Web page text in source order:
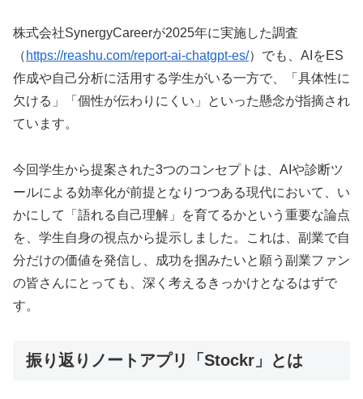
株式会社SynergyCareerが2025年に実施した調査
（ https://reashu.com/report-ai-chatgpt-es/）でも、AIをES
作成や自己分析に活用する学生がいる一方で、「具体性に
欠ける」「個性が伝わりにくい」といった懸念が指摘され
ています。
今回学生から提案された3つのコンセプトは、AIや診断ツ
ールによる効率化が前提となりつつある現代において、い
かにして「語れる自己理解」を育てるかという重要な論点
を、学生自身の視点から提示しました。これは、副業で自
分だけの価値を発信し、成功を掴みたいと願う副業ファン
の皆さんにとっても、深く考えるきっかけとなるはずで
す。
振り返りノートアプリ「Stockr」とは